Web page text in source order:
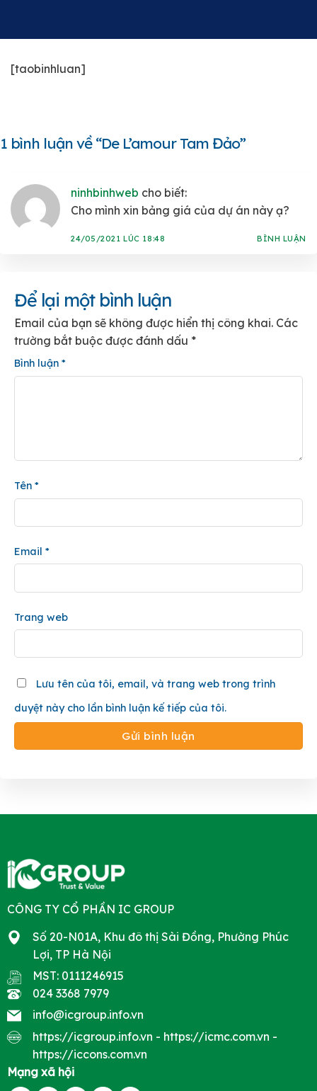
[taobinhluan]
1 bình luận về “De L’amour Tam Đảo”
ninhbinhweb cho biết:
Cho mình xin bảng giá của dự án này ạ?
24/05/2021 LÚC 18:48 BÌNH LUẬN
Để lại một bình luận
Email của bạn sẽ không được hiển thị công khai. Các
trường bắt buộc được đánh dấu *
Bình luận *
Tên *
Email *
Trang web
Lưu tên của tôi, email, và trang web trong trình
duyệt này cho lần bình luận kế tiếp của tôi.
CÔNG TY CỔ PHẦN IC GROUP
Số 20-N01A, Khu đô thị Sài Đồng, Phường Phúc
Lợi, TP Hà Nội
MST: 0111246915
024 3368 7979
info@icgroup.info.vn
https://icgroup.info.vn - https://icmc.com.vn -
https://iccons.com.vn
Mạng xã hội